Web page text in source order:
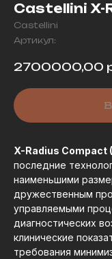
Castellini X-
Castellini
Артикул:
2700000,00
X-Radius Compact
последние
наименьшими
дружественным
управляемыми
диагностических
клинические
требования